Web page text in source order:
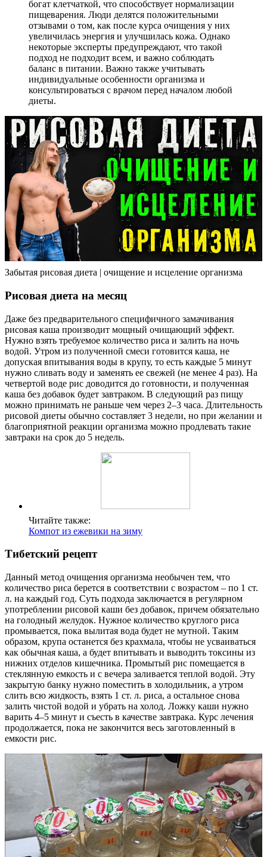
богат клетчаткой, что способствует нормализации
пищеварения. Люди делятся положительными
отзывами о том, как после курса очищения у них
увеличилась энергия и улучшилась кожа. Однако
некоторые эксперты предупреждают, что такой
подход не подходит всем, и важно соблюдать
баланс в питании. Важно также учитывать
индивидуальные особенности организма и
консультироваться с врачом перед началом любой
диеты.
Забытая рисовая диета | очищение и исцеление организма
Рисовая диета на месяц
Даже без предварительного специфичного замачивания
рисовая каша производит мощный очищающий эффект.
Нужно взять требуемое количество риса и залить на ночь
водой. Утром из полученной смеси готовится каша, не
допуская впитывания воды в крупу, то есть каждые 5 минут
нужно сливать воду и заменять ее свежей (не менее 4 раз). На
четвертой воде рис доводится до готовности, и полученная
каша без добавок будет завтраком. В следующий раз пищу
можно принимать не раньше чем через 2–3 часа. Длительность
рисовой диеты обычно составляет 3 недели, но при желании и
благоприятной реакции организма можно продлевать такие
завтраки на срок до 5 недель.
Читайте также:
Компот из ежевики на зиму
Тибетский рецепт
Данный метод очищения организма необычен тем, что
количество риса берется в соответствии с возрастом – по 1 ст.
л. на каждый год. Суть подхода заключается в регулярном
употреблении рисовой каши без добавок, причем обязательно
на голодный желудок. Нужное количество круглого риса
промывается, пока вылитая вода будет не мутной. Таким
образом, крупа останется без крахмала, чтобы не усваиваться
как обычная каша, а будет впитывать и выводить токсины из
нижних отделов кишечника. Промытый рис помещается в
стеклянную емкость и с вечера заливается теплой водой. Эту
закрытую банку нужно поместить в холодильник, а утром
слить всю жидкость, взять 1 ст. л. риса, а остальное снова
залить чистой водой и убрать на холод. Ложку каши нужно
варить 4–5 минут и съесть в качестве завтрака. Курс лечения
продолжается, пока не закончится весь заготовленный в
емкости рис.